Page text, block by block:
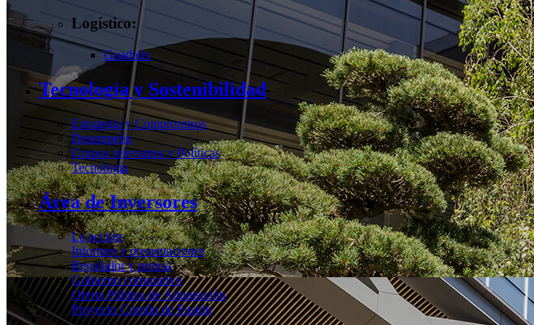
Logístico:
Guadalix
Tecnología y Sostenibilidad
Estrategia y Compromisos
Desempeño
Grupos relevantes y Políticas
Tecnología
Área de Inversores
La acción
Informes y presentaciones
Regulador y prensa
Gobierno corporativo
Oferta Pública de Adquisición
Proyecto Común de Fusión